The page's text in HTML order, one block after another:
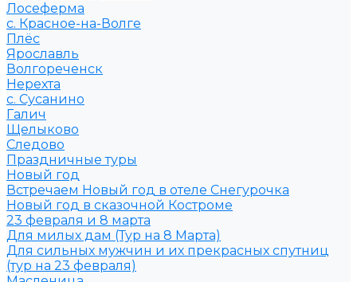
Лосеферма
с. Красное-на-Волге
Плёс
Ярославль
Волгореченск
Нерехта
с. Сусанино
Галич
Щелыково
Следово
Праздничные туры
Новый год
Встречаем Новый год в отеле Снегурочка
Новый год в сказочной Костроме
23 февраля и 8 марта
Для милых дам (Тур на 8 Марта)
Для сильных мужчин и их прекрасных спутниц
(тур на 23 февраля)